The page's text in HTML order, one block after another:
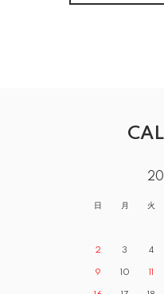
日 月 火
2 3 4
9 10 11